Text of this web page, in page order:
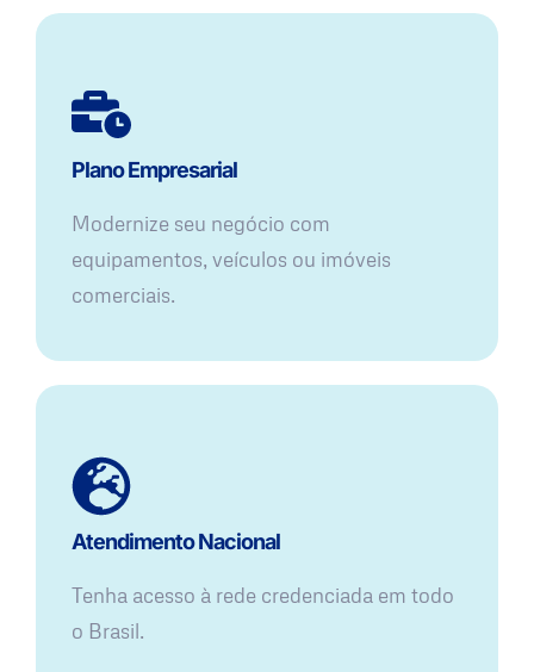
Plano Empresarial
Modernize seu negócio com
equipamentos, veículos ou imóveis
comerciais.
Atendimento Nacional
Tenha acesso à rede credenciada em todo
o Brasil.